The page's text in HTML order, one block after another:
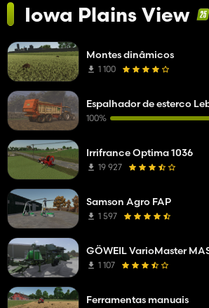
Iowa Plains View
Montes dinâmicos
1 100
Espalhador de esterco
100%
Irrifrance Optima 1036
19 927
Samson Agro FAP
1 597
GÖWEIL VarioMaster
1 107
Ferramentas manuais